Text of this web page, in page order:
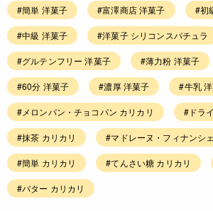
#簡単 洋菓子 #富澤商店 洋菓子 #初
#中級 洋菓子 #洋菓子 シリコンスパチュラ
#グルテンフリー 洋菓子 #薄力粉 洋菓子
#60分 洋菓子 #濃厚 洋菓子 #牛乳
#メロンパン・チョコパン カリカリ #ドラ
#抹茶 カリカリ #マドレーヌ・フィナンシ
#簡単 カリカリ #てんさい糖 カリカリ
#バター カリカリ